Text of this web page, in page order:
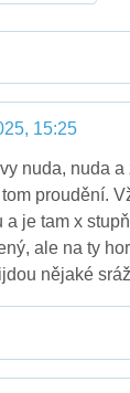
15:25
nuda, nuda
proudění.
a je tam x
ale na ty
nějaké